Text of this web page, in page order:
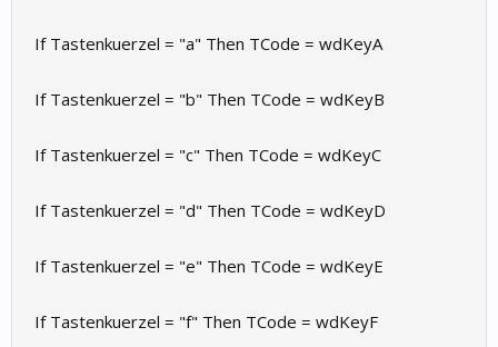
If Tastenkuerzel = "a" Then TCode = wdKeyA
If Tastenkuerzel = "b" Then TCode = wdKeyB
If Tastenkuerzel = "c" Then TCode = wdKeyC
If Tastenkuerzel = "d" Then TCode = wdKeyD
If Tastenkuerzel = "e" Then TCode = wdKeyE
If Tastenkuerzel = "f" Then TCode = wdKeyF